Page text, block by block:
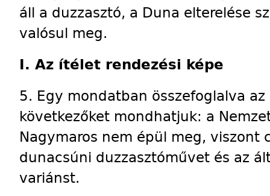
áll a duzzasztó, a Duna elterelése
valósul meg.
I. Az ítélet rendezési képe
5. Egy mondatban összefoglalva
következőket mondhatjuk: a
Nagymaros nem épül meg, viszont
dunacsúni duzzasztóművet és az
variánst.